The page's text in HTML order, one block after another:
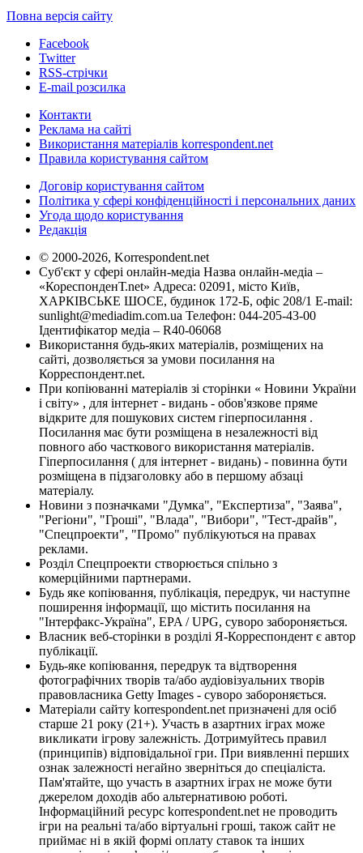
Повна версія сайту
Facebook
Twitter
RSS-стрічки
E-mail розсилка
Контакти
Реклама на сайті
Використання матеріалів korrespondent.net
Правила користування сайтом
Договір користування сайтом
Політика у сфері конфіденційності і персональних даних
Угода щодо користування
Редакція
© 2000-2026, Korrespondent.net
Суб'єкт у сфері онлайн-медіа Назва онлайн-медіа –
«КореспонденТ.net» Адреса: 02091, місто Київ,
ХАРКІВСЬКЕ ШОСЕ, будинок 172-Б, офіс 208/1 E-mail:
sunlight@mediadim.com.ua Телефон: 044-205-43-00
Ідентифікатор медіа – R40-06068
Використання будь-яких матеріалів, розміщених на
сайті, дозволяється за умови посилання на
Корреспондент.net.
При копіюванні матеріалів зі сторінки « Новини України
і світу» , для інтернет - видань - обов'язкове пряме
відкрите для пошукових систем гіперпосилання .
Посилання має бути розміщена в незалежності від
повного або часткового використання матеріалів.
Гіперпосилання ( для інтернет - видань) - повинна бути
розміщена в підзаголовку або в першому абзаці
матеріалу.
Новини з позначками "Думка", "Експертиза", "Заява",
"Регіони", "Гроші", "Влада", "Вибори", "Тест-драйв",
"Спецпроекти", "Промо" публікуються на правах
реклами.
Розділ Спецпроекти створюється спільно з
комерційними партнерами.
Будь яке копіювання, публікація, передрук, чи наступне
поширення інформації, що містить посилання на
"Інтерфакс-Україна", EPA / UPG, суворо забороняється.
Власник веб-сторінки в розділі Я-Корреспондент є автор
публікації.
Будь-яке копіювання, передрук та відтворення
фотографічних творів та/або аудіовізуальних творів
правовласника Getty Images - суворо забороняється.
Матеріали сайту korrespondent.net призначені для осіб
старше 21 року (21+). Участь в азартних іграх може
викликати ігрову залежність. Дотримуйтесь правил
(принципів) відповідальної гри. При виявленні перших
ознак залежності негайно зверніться до спеціаліста.
Пам'ятайте, що участь в азартних іграх не може бути
джерелом доходів або альтернативою роботі.
Інформаційний ресурс korrespondent.net не проводить
ігри на реальні та/або віртуальні гроші, також сайт не
приймає ні в якій формі оплату ставок та інших